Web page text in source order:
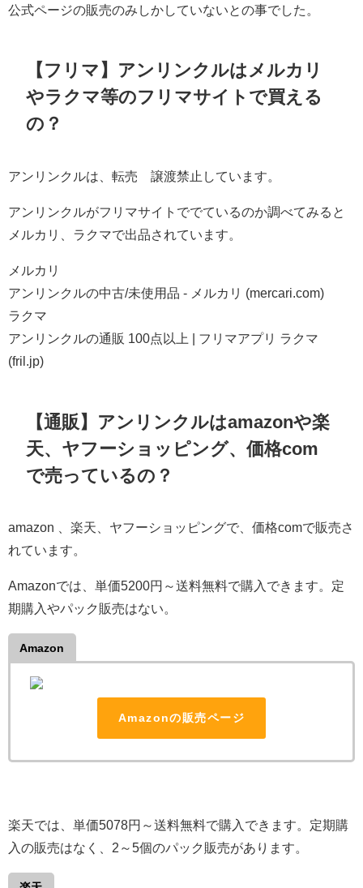
公式ページの販売のみしかしていないとの事でした。
【フリマ】アンリンクルはメルカリ
やラクマ等のフリマサイトで買える
の？
アンリンクルは、転売 譲渡禁止しています。
アンリンクルがフリマサイトででているのか調べてみると
メルカリ、ラクマで出品されています。
メルカリ
アンリンクルの中古/未使用品 - メルカリ (mercari.com)
ラクマ
アンリンクルの通販 100点以上 | フリマアプリ ラクマ
(fril.jp)
【通販】アンリンクルはamazonや楽
天、ヤフーショッピング、価格com
で売っているの？
amazon 、楽天、ヤフーショッピングで、価格comで販売さ
れています。
Amazonでは、単価5200円～送料無料で購入できます。定
期購入やパック販売はない。
Amazon
Amazonの販売ページ
楽天では、単価5078円～送料無料で購入できます。定期購
入の販売はなく、2～5個のパック販売があります。